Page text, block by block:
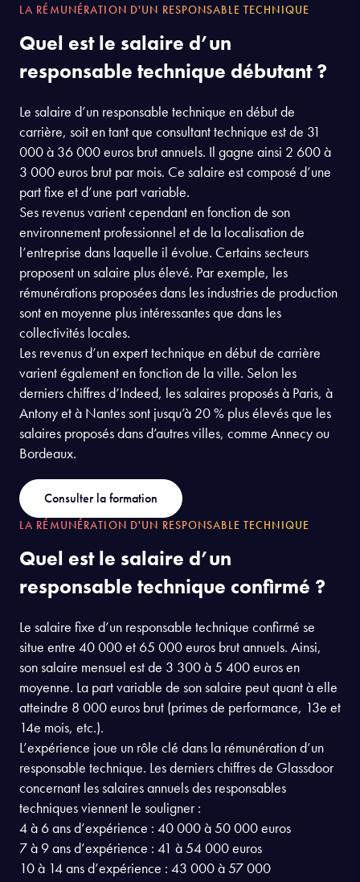
LA RÉMUNÉRATION D'UN RESPONSABLE TECHNIQUE
Quel est le salaire d’un
responsable technique débutant ?
Le salaire d’un responsable technique en début de
carrière, soit en tant que consultant technique est de 31
000 à 36 000 euros brut annuels. Il gagne ainsi 2 600 à
3 000 euros brut par mois. Ce salaire est composé d’une
part fixe et d’une part variable.
Ses revenus varient cependant en fonction de son
environnement professionnel et de la localisation de
l’entreprise dans laquelle il évolue. Certains secteurs
proposent un salaire plus élevé. Par exemple, les
rémunérations proposées dans les industries de production
sont en moyenne plus intéressantes que dans les
collectivités locales.
Les revenus d’un expert technique en début de carrière
varient également en fonction de la ville. Selon les
derniers chiffres d’Indeed, les salaires proposés à Paris, à
Antony et à Nantes sont jusqu’à 20 % plus élevés que les
salaires proposés dans d’autres villes, comme Annecy ou
Bordeaux.
Consulter la formation
LA RÉMUNÉRATION D'UN RESPONSABLE TECHNIQUE
Quel est le salaire d’un
responsable technique confirmé ?
Le salaire fixe d’un responsable technique confirmé se
situe entre 40 000 et 65 000 euros brut annuels. Ainsi,
son salaire mensuel est de 3 300 à 5 400 euros en
moyenne. La part variable de son salaire peut quant à elle
atteindre 8 000 euros brut (primes de performance, 13e et
14e mois, etc.).
L’expérience joue un rôle clé dans la rémunération d’un
responsable technique. Les derniers chiffres de Glassdoor
concernant les salaires annuels des responsables
techniques viennent le souligner :
4 à 6 ans d’expérience : 40 000 à 50 000 euros
7 à 9 ans d’expérience : 41 à 54 000 euros
10 à 14 ans d’expérience : 43 000 à 57 000